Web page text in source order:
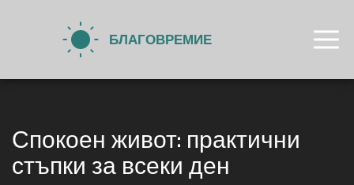
Спокоен живот: практични
стъпки за всеки ден